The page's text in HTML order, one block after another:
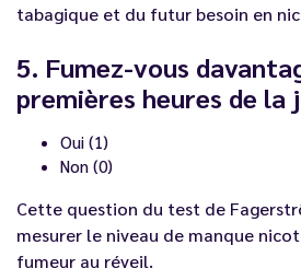
tabagique et du futur besoin en
5. Fumez-vous
premières heures de la
Oui (1)
Non (0)
Cette question du test de
mesurer le niveau de manque
fumeur au réveil.